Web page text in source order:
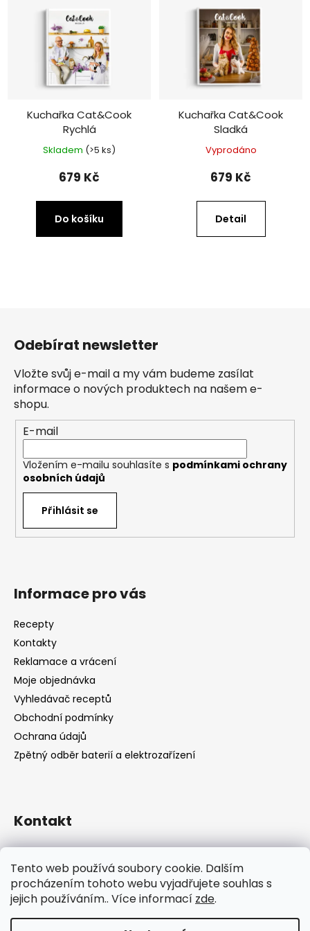
Tento web používá soubory cookie. Dalším
procházením tohoto webu vyjadřujete souhlas s
jejich používáním.. Více informací zde.
Kuchařka Cat&Cook
Rychlá
Skladem (>5 ks)
679 Kč
Do košíku
Kuchařka Cat&Cook
Sladká
Vyprodáno
679 Kč
Detail
Odebírat newsletter
Vložte svůj e-mail a my vám budeme zasílat
informace o nových produktech na našem e-
shopu.
E-mail
Vložením e-mailu souhlasíte s podmínkami ochrany
osobních údajů
Přihlásit se
Informace pro vás
Recepty
Kontakty
Reklamace a vrácení
Moje objednávka
Vyhledávač receptů
Obchodní podmínky
Ochrana údajů
Zpětný odběr baterií a elektrozařízení
Kontakt